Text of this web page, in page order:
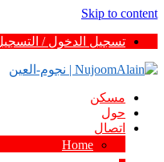
Skip to content
تسجيل الدخول /
مسكن
حول
اتصال
Home